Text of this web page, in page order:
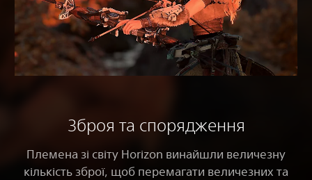
Зброя та спорядження
Племена зі світу Horizon винайшли величезну
кількість зброї, щоб перемагати величезних та